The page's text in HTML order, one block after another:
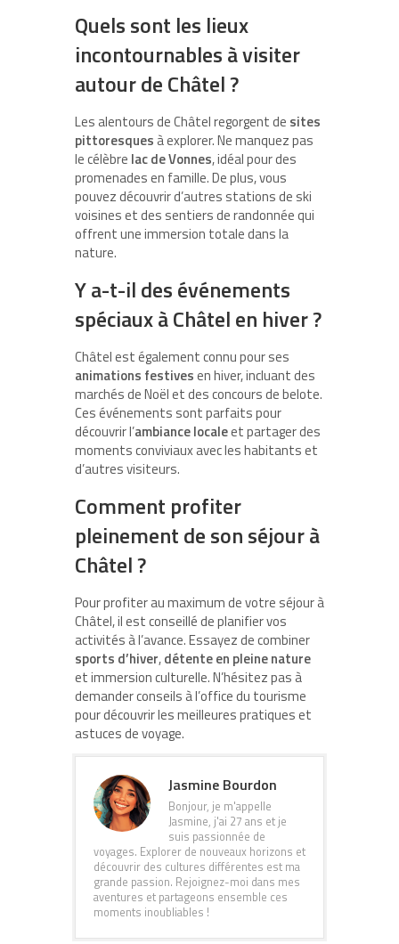
Quels sont les lieux
incontournables à visiter
autour de Châtel ?
Les alentours de Châtel regorgent de sites
pittoresques à explorer. Ne manquez pas
le célèbre lac de Vonnes, idéal pour des
promenades en famille. De plus, vous
pouvez découvrir d’autres stations de ski
voisines et des sentiers de randonnée qui
offrent une immersion totale dans la
nature.
Y a-t-il des événements
spéciaux à Châtel en hiver ?
Châtel est également connu pour ses
animations festivesen hiver, incluant des
marchés de Noël et des concours de belote.
Ces événements sont parfaits pour
découvrir l’ambiance localeet partager des
moments conviviaux avec les habitants et
d’autres visiteurs.
Comment profiter
pleinement de son séjour à
Châtel ?
Pour profiter au maximum de votre séjour à
Châtel, il est conseillé de planifier vos
activités à l’avance. Essayez de combiner
sports d’hiver,détente en pleine nature
et immersion culturelle. N’hésitez pas à
demander conseils à l’office du tourisme
pour découvrir les meilleures pratiques et
astuces de voyage.
Jasmine Bourdon
Bonjour, je m'appelle
Jasmine, j'ai 27 ans et je
suis passionnée de
voyages. Explorer de nouveaux horizons et
découvrir des cultures différentes est ma
grande passion. Rejoignez-moi dans mes
aventures et partageons ensemble ces
moments inoubliables !